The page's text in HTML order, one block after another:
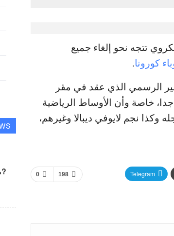
تتجه نحو إلغاء جميع
كورونا.
الرسمي الذي عقد في مقر
خاصة وأن الأوساط الرياضية
وكذا نجم لايوفي ديبالا وغيرهم،
0 198 Telegram